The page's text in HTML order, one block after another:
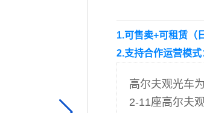
1.可售卖+可租赁（
2.支持合作运营模式
高尔夫观光车
2-11座高尔夫